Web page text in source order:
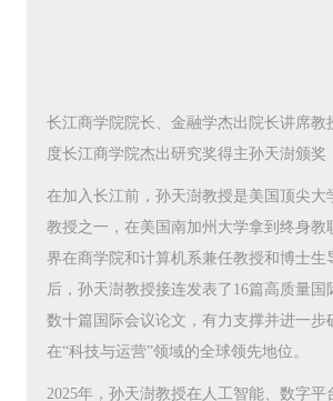
长江商学院院长、金融学杰出院长讲席教
度长江商学院杰出研究奖得主孙天澍颁奖
在加入长江前，孙天澍教授是美国顶尖大
教授之一，在美国南加州大学拿到终身教
界在商学院和计算机系兼任教授和博士生
后，孙天澍教授接连发表了16篇高质量国
数十篇国际会议论文，有力支撑并进一步
在“科技与运营”领域的全球领先地位。
2025年，孙天澍教授在人工智能、数字平